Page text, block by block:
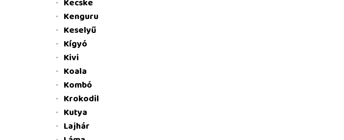
Kecske
Kenguru
Keselyű
Kígyó
Kivi
Koala
Kombó
Krokodil
Kutya
Lajhár